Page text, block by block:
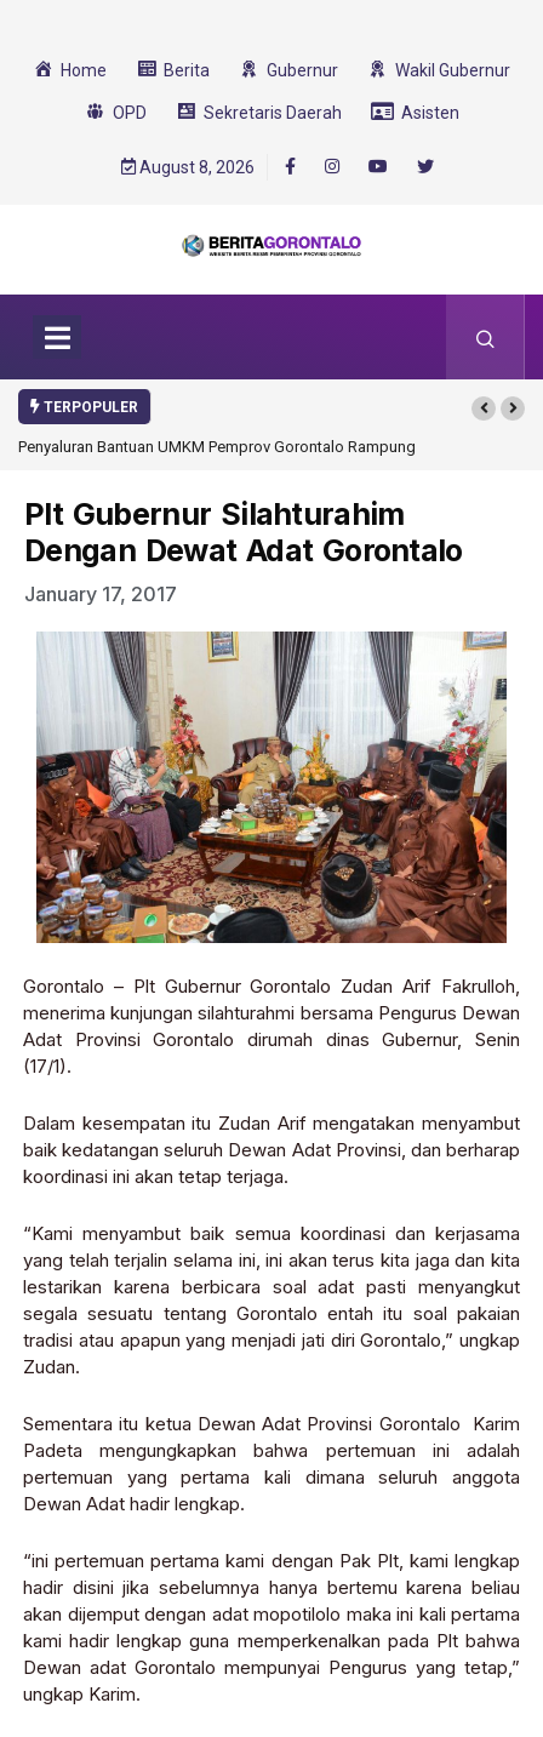
Home Berita Gubernur Wakil Gubernur
OPD Sekretaris Daerah Asisten
August 8, 2026
TERPOPULER
Penyaluran Bantuan UMKM Pemprov Gorontalo Rampung
Plt Gubernur Silahturahim
Dengan Dewat Adat Gorontalo
January 17, 2017
Gorontalo – Plt Gubernur Gorontalo Zudan Arif Fakrulloh,
menerima kunjungan silahturahmi bersama Pengurus Dewan
Adat Provinsi Gorontalo dirumah dinas Gubernur, Senin
(17/1).
Dalam kesempatan itu Zudan Arif mengatakan menyambut
baik kedatangan seluruh Dewan Adat Provinsi, dan berharap
koordinasi ini akan tetap terjaga.
“Kami menyambut baik semua koordinasi dan kerjasama
yang telah terjalin selama ini, ini akan terus kita jaga dan kita
lestarikan karena berbicara soal adat pasti menyangkut
segala sesuatu tentang Gorontalo entah itu soal pakaian
tradisi atau apapun yang menjadi jati diri Gorontalo,” ungkap
Zudan.
Sementara itu ketua Dewan Adat Provinsi Gorontalo Karim
Padeta mengungkapkan bahwa pertemuan ini adalah
pertemuan yang pertama kali dimana seluruh anggota
Dewan Adat hadir lengkap.
“ini pertemuan pertama kami dengan Pak Plt, kami lengkap
hadir disini jika sebelumnya hanya bertemu karena beliau
akan dijemput dengan adat mopotilolo maka ini kali pertama
kami hadir lengkap guna memperkenalkan pada Plt bahwa
Dewan adat Gorontalo mempunyai Pengurus yang tetap,”
ungkap Karim.